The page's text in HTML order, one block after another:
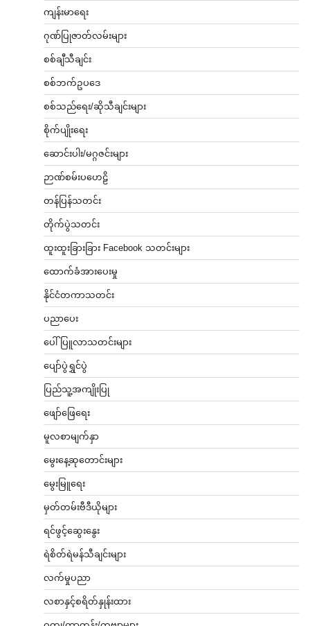
ကျန်းမာရေး
ဂုဏ်ပြုဇာတ်လမ်းများ
စစ်ချီသီချင်း
စစ်ဘက်ဥပဒေ
စစ်သည်ရေး/ဆိုသီချင်းများ
စိုက်ပျိုးရေး
ဆောင်းပါး/မဂ္ဂဇင်းများ
ဉာဏ်စမ်းပဟေဠိ
တန်ပြန်သတင်း
တိုက်ပွဲသတင်း
ထူးထူးခြားခြား Facebook သတင်းများ
ထောက်ခံအားပေးမှု
နိုင်ငံတကာသတင်း
ပညာပေး
ပေါ်ပြူလာသတင်းများ
ပျော်ပွဲရွှင်ပွဲ
ပြည်သူ့အကျိုးပြု
ဖျော်ဖြေရေး
မူလစာမျက်နှာ
မွေးနေ့ဆုတောင်းများ
မွေးမြူရေး
မှတ်တမ်းဗီဒီယိုများ
ရင်ဖွင့်ဆွေးနွေး
ရဲစိတ်ရဲမန်သီချင်းများ
လက်မှုပညာ
လစာနှင့်စရိတ်နှုန်းထား